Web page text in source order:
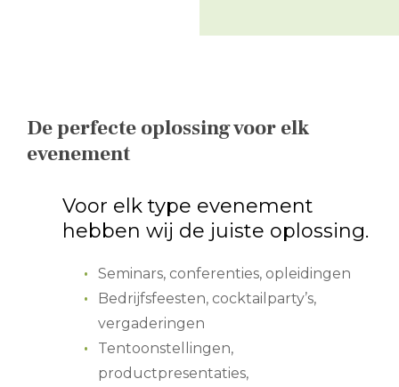
De perfecte oplossing voor elk
evenement
Voor elk type evenement
hebben wij de juiste oplossing.
Seminars, conferenties, opleidingen
Bedrijfsfeesten, cocktailparty’s,
vergaderingen
Tentoonstellingen,
productpresentaties,